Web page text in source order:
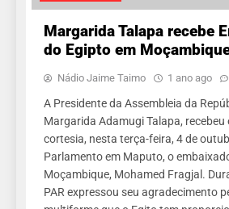
Margarida Talapa recebe
do Egipto em
Nádio Jaime Taimo 1 ano ago
A Presidente da Assembleia da
Margarida Adamugi Talapa, recebeu
cortesia, nesta terça-feira, 4 de
Parlamento em Maputo, o
Moçambique, Mohamed Fragjal.
PAR expressou seu agradecimento